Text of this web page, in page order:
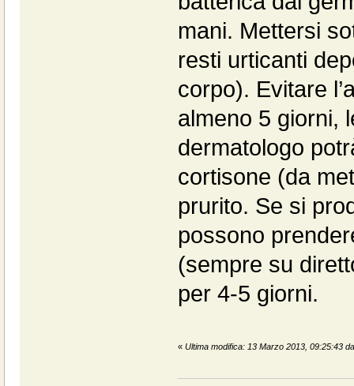
mani. Mettersi
resti urticanti
corpo). Evitare
almeno 5 giorni,
dermatologo
cortisone (da
prurito. Se si
possono
(sempre su
per 4-5 giorni.
« Ultima modifica: 13 Marzo 2013, 09:25:43